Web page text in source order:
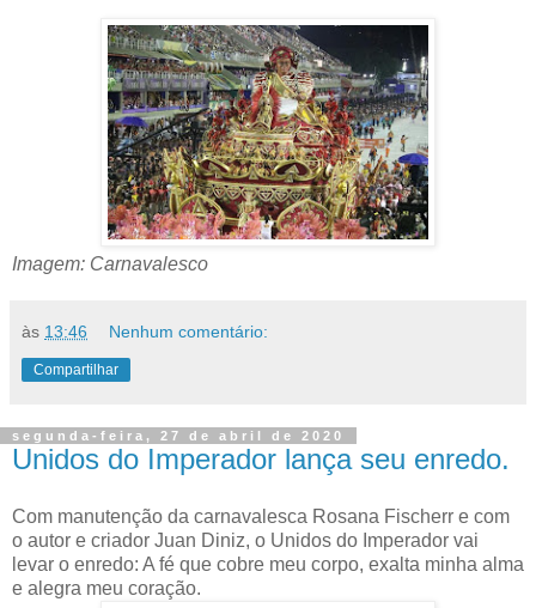
Imagem: Carnavalesco
às 13:46 Nenhum comentário:
Compartilhar
segunda-feira, 27 de abril de 2020
Unidos do Imperador lança seu enredo.
Com manutenção da carnavalesca Rosana Fischerr e com
o autor e criador Juan Diniz, o Unidos do Imperador vai
levar o enredo: A fé que cobre meu corpo, exalta minha alma
e alegra meu coração.